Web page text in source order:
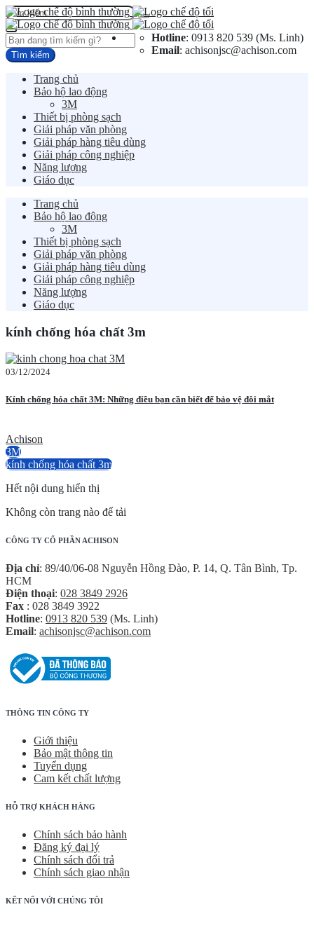
Hotline: 0913 820 539 (Ms. Linh)
Email: achisonjsc@achison.com
Trang chủ
Bảo hộ lao động
3M
Thiết bị phòng sạch
Giải pháp văn phòng
Giải pháp hàng tiêu dùng
Giải pháp công nghiệp
Năng lượng
Giáo dục
Trang chủ
Bảo hộ lao động
3M
Thiết bị phòng sạch
Giải pháp văn phòng
Giải pháp hàng tiêu dùng
Giải pháp công nghiệp
Năng lượng
Giáo dục
kính chống hóa chất 3m
03/12/2024
Kính chống hóa chất 3M: Những điều bạn cần biết để bảo vệ đôi mắt
Achison
3M
kính chống hóa chất 3m
Hết nội dung hiển thị
Không còn trang nào để tải
CÔNG TY CỔ PHẦN ACHISON
Địa chỉ: 89/40/06-08 Nguyễn Hồng Đào, P. 14, Q. Tân Bình, Tp.
HCM
Điện thoại: 028 3849 2926
Fax : 028 3849 3922
Hotline: 0913 820 539 (Ms. Linh)
Email: achisonjsc@achison.com
THÔNG TIN CÔNG TY
Giới thiệu
Bảo mật thông tin
Tuyển dụng
Cam kết chất lượng
HỖ TRỢ KHÁCH HÀNG
Chính sách bảo hành
Đăng ký đại lý
Chính sách đổi trả
Chính sách giao nhận
KẾT NỐI VỚI CHÚNG TÔI